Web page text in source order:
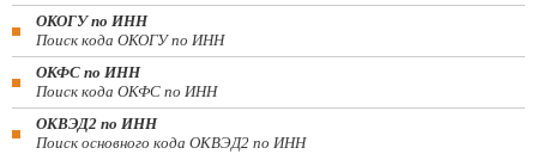
ОКОГУ по ИНН
Поиск кода ОКОГУ по ИНН
ОКФС по ИНН
Поиск кода ОКФС по ИНН
ОКВЭД2 по ИНН
Поиск основного кода ОКВЭД2 по ИНН